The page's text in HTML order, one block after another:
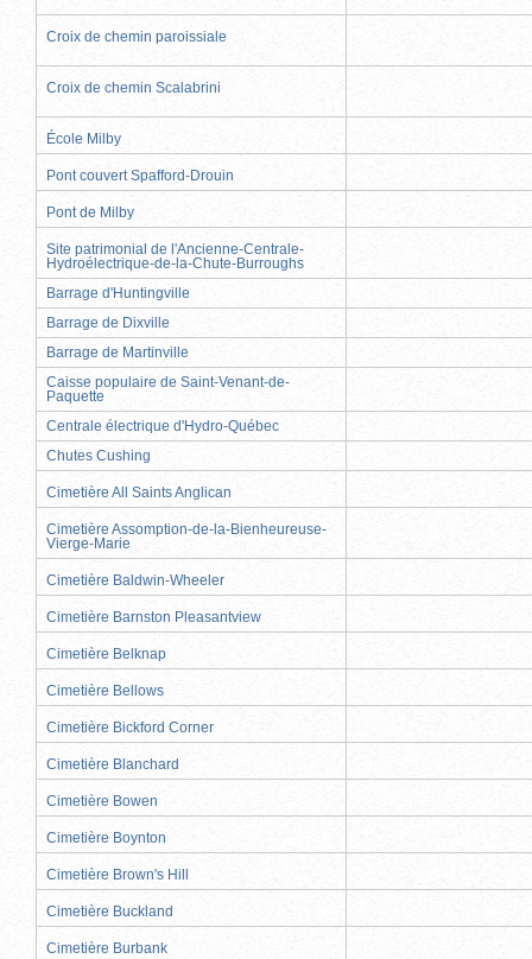
Croix de chemin paroissiale
Croix de chemin Scalabrini
École Milby
Pont couvert Spafford-Drouin
Pont de Milby
Site patrimonial de l'Ancienne-Centrale-
Hydroélectrique-de-la-Chute-Burroughs
Barrage d'Huntingville
Barrage de Dixville
Barrage de Martinville
Caisse populaire de Saint-Venant-de-
Paquette
Centrale électrique d'Hydro-Québec
Chutes Cushing
Cimetière All Saints Anglican
Cimetière Assomption-de-la-Bienheureuse-
Vierge-Marie
Cimetière Baldwin-Wheeler
Cimetière Barnston Pleasantview
Cimetière Belknap
Cimetière Bellows
Cimetière Bickford Corner
Cimetière Blanchard
Cimetière Bowen
Cimetière Boynton
Cimetière Brown's Hill
Cimetière Buckland
Cimetière Burbank